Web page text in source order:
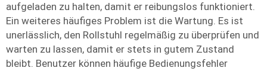
aufgeladen zu halten, damit er reibungslos funktioniert.
Ein weiteres häufiges Problem ist die Wartung. Es ist
unerlässlich, den Rollstuhl regelmäßig zu überprüfen und
warten zu lassen, damit er stets in gutem Zustand
bleibt. Benutzer können häufige Bedienungsfehler